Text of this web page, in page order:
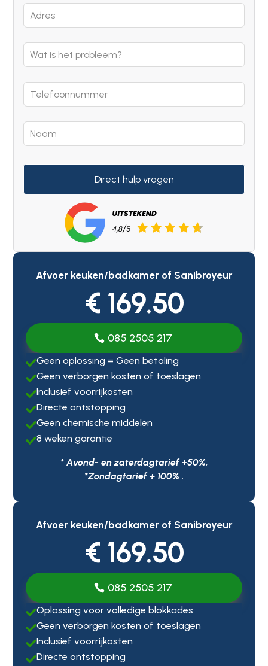
Leave
this
blank
Direct hulp vragen
Afvoer keuken/badkamer of Sanibroyeur
€ 169.50
085 2505 217
Geen oplossing = Geen betaling
Geen verborgen kosten of toeslagen
Inclusief voorrijkosten
Directe ontstopping
Geen chemische middelen
8 weken garantie
* Avond- en zaterdagtarief +50%,
*Zondagtarief + 100% .
Afvoer keuken/badkamer of Sanibroyeur
€ 169.50
085 2505 217
Oplossing voor volledige blokkades
Geen verborgen kosten of toeslagen
Inclusief voorrijkosten
Directe ontstopping